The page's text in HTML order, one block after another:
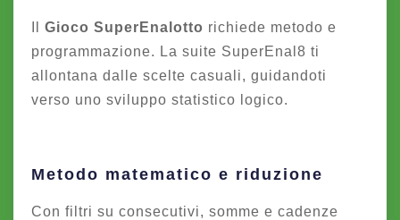
Gioco SuperEnalotto richiede metodo e
programmazione. La suite SuperEnal8 ti
allontana dalle scelte casuali, guidandoti
verso uno sviluppo statistico logico.
Metodo matematico e riduzione
Con filtri su consecutivi, somme e cadenze